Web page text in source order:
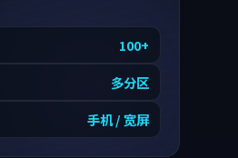
100+
多分区
手机 / 宽屏